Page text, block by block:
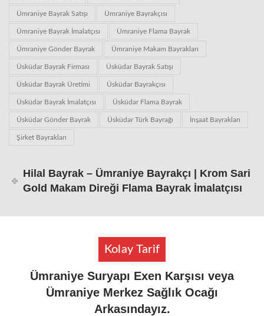
Ümraniye Bayrak Satışı Ümraniye Bayrakçısı
Ümraniye Bayrak İmalatçısı Ümraniye Flama Bayrak
Ümraniye Gönder Bayrak Ümraniye Makam Bayrakları
Üsküdar Bayrak Firması Üsküdar Bayrak Satışı
Üsküdar Bayrak Üretimi Üsküdar Bayrakçısı
Üsküdar Bayrak İmalatçısı Üsküdar Flama Bayrak
Üsküdar Gönder Bayrak Üsküdar Türk Bayrağı İnşaat Bayrakları
Şirket Bayrakları
Hilal Bayrak – Ümraniye Bayrakçı | Krom Sari
Gold Makam Direği Flama Bayrak İmalatçısı
Kolay Tarif
Ümraniye Suryapı Exen Karşısı veya
Ümraniye Merkez Sağlık Ocağı
Arkasındayız.